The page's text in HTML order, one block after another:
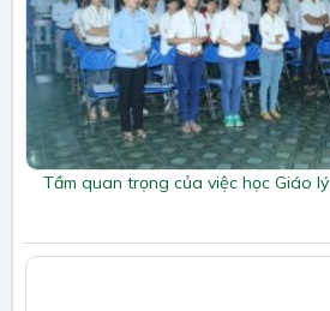
Tầm quan trọng của việc học Giáo lý